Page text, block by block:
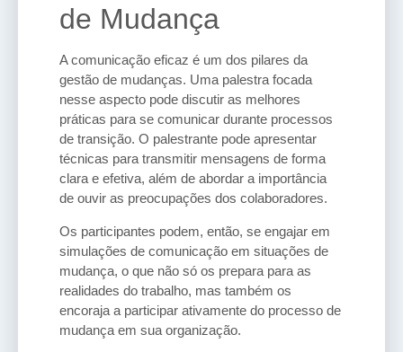
de Mudança
A comunicação eficaz é um dos pilares da
gestão de mudanças. Uma palestra focada
nesse aspecto pode discutir as melhores
práticas para se comunicar durante processos
de transição. O palestrante pode apresentar
técnicas para transmitir mensagens de forma
clara e efetiva, além de abordar a importância
de ouvir as preocupações dos colaboradores.
Os participantes podem, então, se engajar em
simulações de comunicação em situações de
mudança, o que não só os prepara para as
realidades do trabalho, mas também os
encoraja a participar ativamente do processo de
mudança em sua organização.